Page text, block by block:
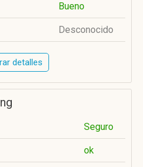
Bueno
Desconocido
detalles
Seguro
ok